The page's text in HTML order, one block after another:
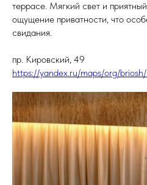
террасе. Мягкий свет и
ощущение приватности, что
свидания.
пр. Кировский, 49
https://yandex.ru/maps/org/